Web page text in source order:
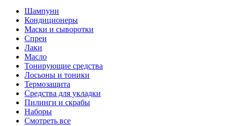
Шампуни
Кондиционеры
Маски и сыворотки
Спреи
Лаки
Масло
Тонирующие средства
Лосьоны и тоники
Термозащита
Средства для укладки
Пилинги и скрабы
Наборы
Смотреть все